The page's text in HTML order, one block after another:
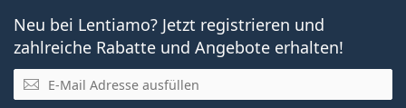
Neu bei Lentiamo? Jetzt registrieren und
zahlreiche Rabatte und Angebote erhalten!
E-Mail